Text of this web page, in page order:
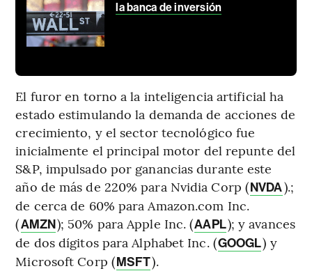
la banca de inversión
El furor en torno a la inteligencia artificial ha
estado estimulando la demanda de acciones de
crecimiento, y el sector tecnológico fue
inicialmente el principal motor del repunte del
S&P, impulsado por ganancias durante este
año de más de 220% para Nvidia Corp (NVDA).;
de cerca de 60% para Amazon.com Inc.
(AMZN); 50% para Apple Inc. (AAPL); y avances
de dos dígitos para Alphabet Inc. (GOOGL) y
Microsoft Corp (MSFT).